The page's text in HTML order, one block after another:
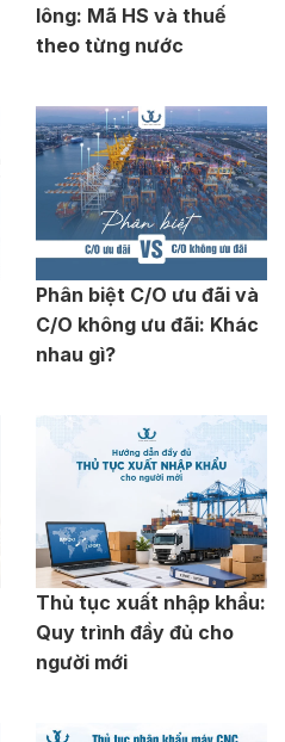
lông: Mã HS và thuế
theo từng nước
Phân biệt C/O ưu đãi và
C/O không ưu đãi: Khác
nhau gì?
Thủ tục xuất nhập khẩu:
Quy trình đầy đủ cho
người mới